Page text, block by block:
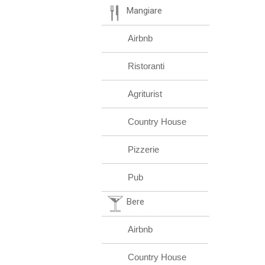
Mangiare
Airbnb
Ristoranti
Agriturist
Country House
Pizzerie
Pub
Bere
Airbnb
Country House